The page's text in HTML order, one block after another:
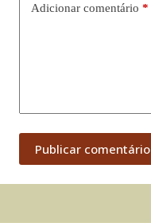
Adicionar comentário *
Publicar comentário